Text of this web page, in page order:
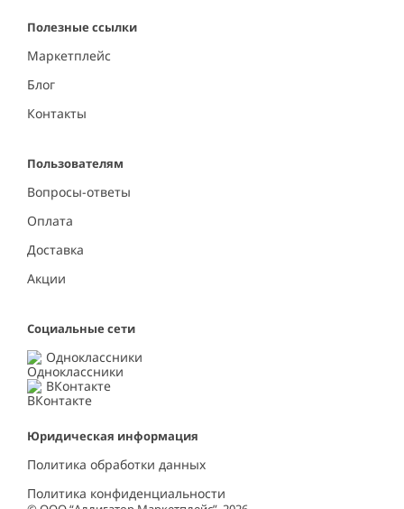
Полезные ссылки
Маркетплейс
Блог
Контакты
Пользователям
Вопросы-ответы
Оплата
Доставка
Акции
Социальные сети
Одноклассники
ВКонтакте
Юридическая информация
Политика обработки данных
Политика конфиденциальности